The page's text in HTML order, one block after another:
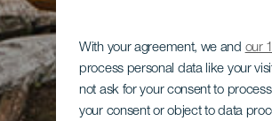
With your agreement, we and our
process personal data like your
not ask for your consent to
your consent or object to data